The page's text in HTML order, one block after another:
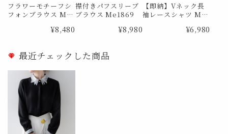
フラワーモチーフシ
フォンブラウス Me
¥8,480
襟付きパフスリーブ
ブラウス Me1869
¥8,980
【即納】Vネック長
袖レースシャツ Me
¥6,980
最近チェックした商品